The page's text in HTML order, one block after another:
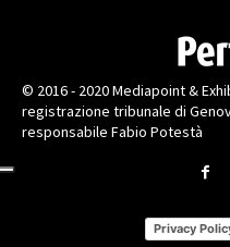
© 2016 - 2020 Mediapoint &
registrazione tribunale di
responsabile Fabio Potestà
Privacy